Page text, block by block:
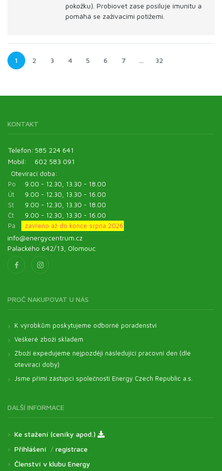
pokožku). Probiovet zase posiluje imunitu a
pomáhá se zažívacími potížemi.
1 2 3 4 5 6 7 … 32
KONTAKT
Telefon: 585 224 641
Mobil:
602 583 091
Otevírací doba:
Po
9.00 - 12.30, 13.30 - 18.00
Út
9.00 - 12.30, 13.30 - 16.00
St
9.00 - 12.30, 13.30 - 18.00
Čt
9.00 - 12.30, 13.30 - 16.00
Pá
zavřeno až do konce srpna 2026
info@energycentrum.cz
Palackého 642/13, Olomouc
PROČ NAKUPOVAT U NÁS
K výrobkům poskytujeme odborné poradenství
Veškeré zboží skladem
Zboží expedujeme nejpozději následující pracovní den (dle
otevírací doby)
Jsme přímí zástupci společnosti Energy Czech Republic a.s.
DALŠÍ INFORMACE
Ke stažení (ceníky apod.)
Přihlášení / registrace
Členství v klubu Energy